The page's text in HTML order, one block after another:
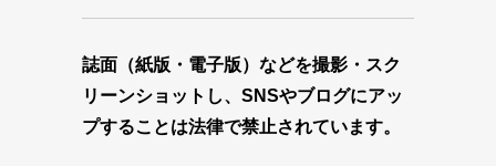
誌面（紙版・電子版）などを撮影・スク
リーンショットし、SNSやブログにアッ
プすることは法律で禁止されています。